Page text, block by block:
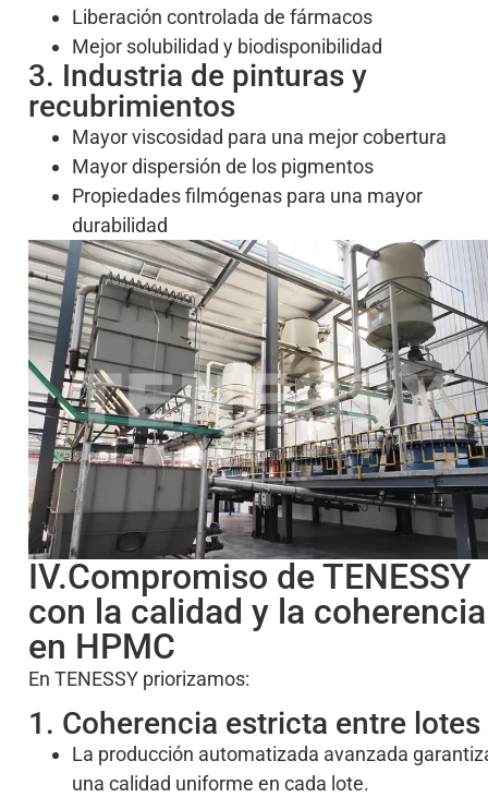
Liberación controlada de fármacos
Mejor solubilidad y biodisponibilidad
3. Industria de pinturas y
recubrimientos
Mayor viscosidad para una mejor cobertura
Mayor dispersión de los pigmentos
Propiedades filmógenas para una mayor
durabilidad
IV.Compromiso de TENESSY
con la calidad y la coherencia
en HPMC
En TENESSY priorizamos:
1. Coherencia estricta entre lotes
La producción automatizada avanzada
una calidad uniforme en cada lote.